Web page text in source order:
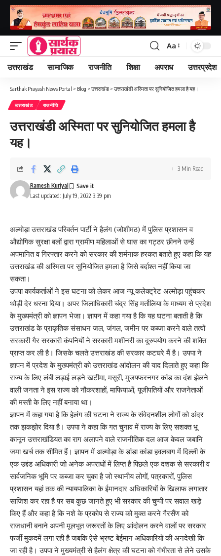
Font
Resizer
Aa
उत्तराखंड सामाजिक राजनीति शिक्षा अपराध उत्तरप्रदेश
Sarthak Prayash News Portal > Blog > उत्तराखंड > उत्तराखंडी अस्मिता पर सुनियोजित हमला है यह।
उत्तराखंड राजनीति
उत्तराखंडी अस्मिता पर सुनियोजित हमला है
यह।
Last updated: July 19, 2022 3:39 pm
Ramesh Kuriyal
3 Min Read
अल्मोड़ा उत्तराखंड परिवर्तन पार्टी ने हैलंग (जोशीमठ) में पुलिस प्रशासन व
औद्योगिक सुरक्षा बलों द्वारा ग्रामीण महिलाओं से घास का गट्ठर छीनने उन्हें
अपमानित व गिरफ्तार करने को सरकार की शर्मनाक हरकत बताते हुए कहा कि यह
उत्तराखंड की अस्मिता पर सुनियोजित हमला है जिसे बर्दाश्त नहीं किया जा
सकता।
उपपा कार्यकर्ताओं ने इस घटना को लेकर आज न्यू कलेक्ट्रेट अल्मोड़ा पहुंचकर
थोड़ी देर धरना दिया। अपर जिलाधिकारी चंद्र सिंह मर्तोलिया के माध्यम से प्रदेश
के मुख्यमंत्री को ज्ञापन भेजा। ज्ञापन में कहा गया है कि यह घटना बताती है कि
उत्तराखंड के प्राकृतिक संसाधन जल, जंगल, जमीन पर कब्जा करने वाले तत्वों
सरकारी गैर सरकारी कंपनियों ने सरकारी मशीनरी का दुरुपयोग करने की शक्ति
प्राप्त कर ली है। जिसके चलते उत्तराखंड की सरकार कटघरे मैं है। उपपा ने
ज्ञापन में प्रदेश के मुख्यमंत्री को उत्तराखंड आंदोलन की याद दिलाते हुए कहा कि
राज्य के लिए लंबी लड़ाई लड़ने खटीमा, मसूरी, मुजफ्फरनगर कांड का दंश झेलने
वाली जनता ने इस राज्य को नौकरशाहों, माफियाओं, पूजीपतियों और राजनेताओं
की मस्ती के लिए नहीं बनाया था।
ज्ञापन में कहा गया है कि हेलंग की घटना ने राज्य के संवेदनशील लोगों को अंदर
तक झकझोर दिया है। उपपा ने कहा कि गत चुनाव में राज्य के लिए सशक्त भू
कानून उत्तराखंडियत का राग अलापने वाले राजनीतिक दल आज केवल जबानि
जमा खर्च तक सीमित हैं। ज्ञापन में अल्मोड़ा के डांडा कांडा हवलबाग में दिल्ली के
एक उद्दंड अधिकारी जो अनेक अपराधों में लिप्त है पिछले एक दशक से सरकारी व
सार्वजनिक भूमि पर कब्जा कर चुका है जो स्थानीय लोगों, पत्रकारों, पुलिस
प्रशासन यहां तक की न्यायपालिका के ईमानदार अधिकारियों के खिलाफ लगातार
साजिश कर रहा है पर सब कुछ जानते हुए भी सरकार की चुप्पी पर सवाल खड़े
किए हैं और कहा है कि नशे के प्रकोप से राज्य को मुक्त करने गैरसैंण को
राजधानी बनाने अपनी मूलभूत जरूरतों के लिए आंदोलन करने वालों पर सरकार
फर्जी मुकदमें लगा रही है जबकि ऐसे भ्रष्ट बेईमान अधिकारियों की अनदेखी कि
जा रही है। उपपा ने मुख्यमंत्री से हैलंग क्षेत्र की घटना को गंभीरता से लेने उसके